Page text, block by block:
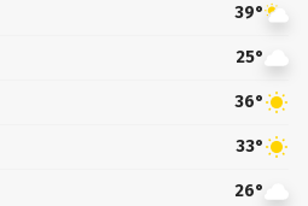
39°
25°
36°
33°
26°